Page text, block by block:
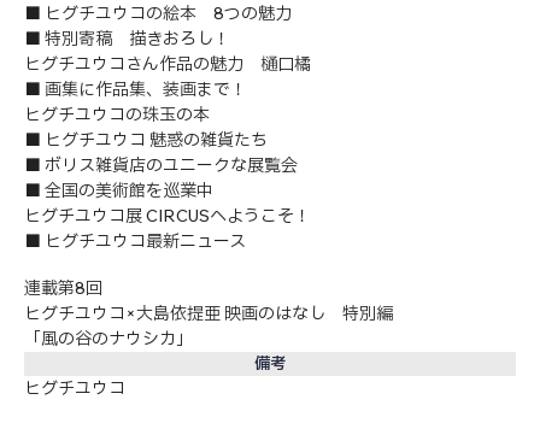
■ ヒグチユウコの絵本 8つの魅力
■ 特別寄稿 描きおろし！
ヒグチユウコさん作品の魅力 樋口橘
■ 画集に作品集、装画まで！
ヒグチユウコの珠玉の本
■ ヒグチユウコ 魅惑の雑貨たち
■ ボリス雑貨店のユニークな展覧会
■ 全国の美術館を巡業中
ヒグチユウコ展 CIRCUSへようこそ！
■ ヒグチユウコ最新ニュース
連載第8回
ヒグチユウコ×大島依提亜 映画のはなし 特別編
「風の谷のナウシカ」
備考
ヒグチユウコ